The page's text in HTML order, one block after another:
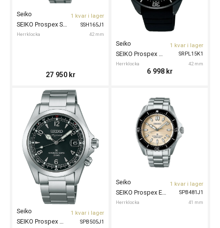
SSH165J1
Seiko
Herrklocka 42 mm
SEIKO Prospex Speedtimer Solar 42mm
1 kvar i lager
27 950 kr
SRPL15K1
Seiko
Herrklocka 42 mm
1 kvar i lager
6 998 kr
SPB505J1
Seiko
SEIKO Prospex Alpinist 39.5mm Summit Black
1 kvar i lager
SPB481J1
Seiko
Herrklocka 41 mm
SEIKO Prospex Elegant Automatic Divers 41mm
1 kvar i lager